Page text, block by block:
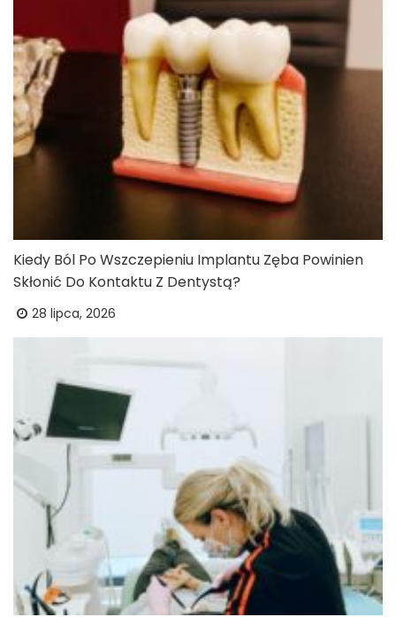
Kiedy Ból Po Wszczepieniu Implantu Zęba Powinien
Skłonić Do Kontaktu Z Dentystą?
28 lipca, 2026